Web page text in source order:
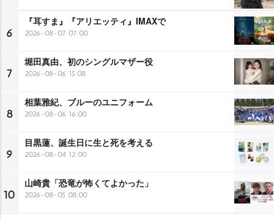
6
『耳すま』『アリエッティ』IMAXで
2026-08-07 07:00
7
堀田真由、初のシングルマザー役
2026-08-06 15:08
8
相葉雅紀、ブルーのユニフォーム
2026-08-06 16:00
9
目黒蓮、誕生日に生と死を考える
2026-08-04 12:00
10
山崎貴「恐竜が怖くてよかった」
2026-08-05 08:00